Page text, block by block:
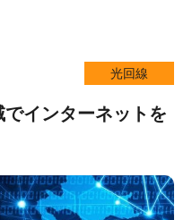
光回線
インターネットを